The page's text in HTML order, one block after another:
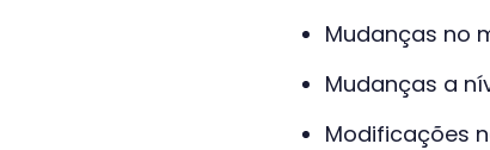
Mudanças no
Mudanças a
Modificações